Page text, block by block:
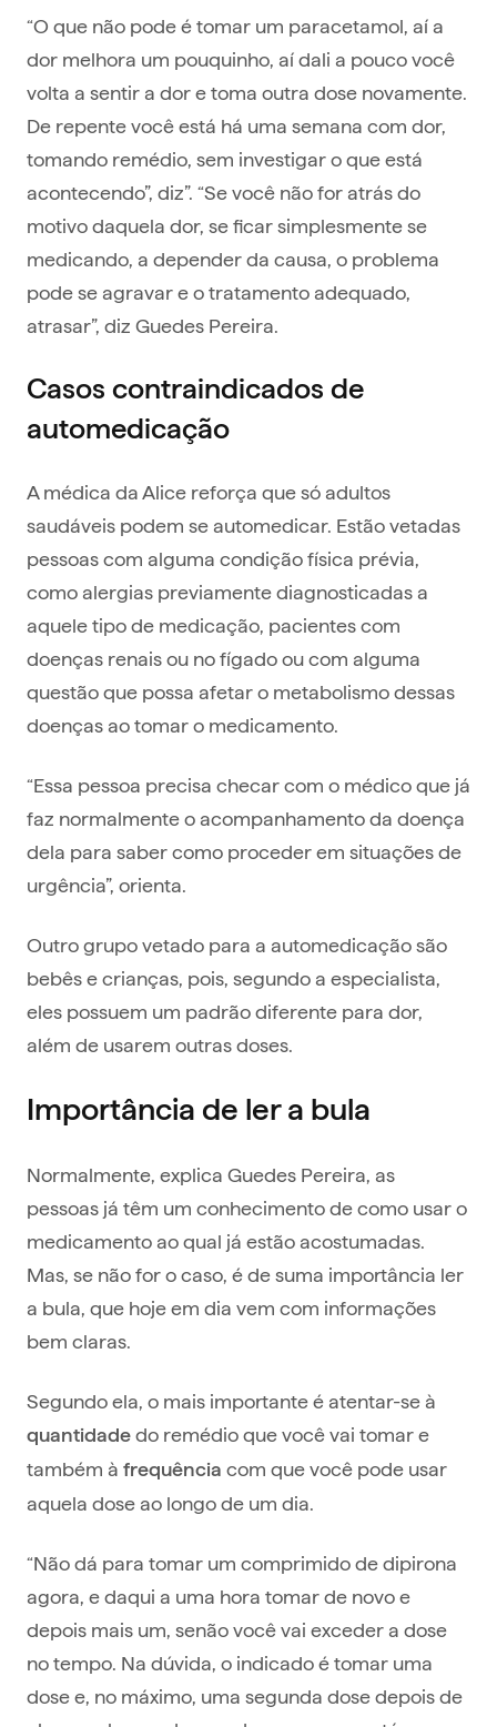
“O que não pode é tomar um paracetamol, aí a
dor melhora um pouquinho, aí dali a pouco você
volta a sentir a dor e toma outra dose novamente.
De repente você está há uma semana com dor,
tomando remédio, sem investigar o que está
acontecendo”, diz”. “Se você não for atrás do
motivo daquela dor, se ficar simplesmente se
medicando, a depender da causa, o problema
pode se agravar e o tratamento adequado,
atrasar”, diz Guedes Pereira.
Casos contraindicados de
automedicação
A médica da Alice reforça que só adultos
saudáveis podem se automedicar. Estão vetadas
pessoas com alguma condição física prévia,
como alergias previamente diagnosticadas a
aquele tipo de medicação, pacientes com
doenças renais ou no fígado ou com alguma
questão que possa afetar o metabolismo dessas
doenças ao tomar o medicamento.
“Essa pessoa precisa checar com o médico que já
faz normalmente o acompanhamento da doença
dela para saber como proceder em situações de
urgência”, orienta.
Outro grupo vetado para a automedicação são
bebês e crianças, pois, segundo a especialista,
eles possuem um padrão diferente para dor,
além de usarem outras doses.
Importância de ler a bula
Normalmente, explica Guedes Pereira, as
pessoas já têm um conhecimento de como usar o
medicamento ao qual já estão acostumadas.
Mas, se não for o caso, é de suma importância ler
a bula, que hoje em dia vem com informações
bem claras.
Segundo ela, o mais importante é atentar-se à
quantidade do remédio que você vai tomar e
também à frequência com que você pode usar
aquela dose ao longo de um dia.
“Não dá para tomar um comprimido de dipirona
agora, e daqui a uma hora tomar de novo e
depois mais um, senão você vai exceder a dose
no tempo. Na dúvida, o indicado é tomar uma
dose e, no máximo, uma segunda dose depois de